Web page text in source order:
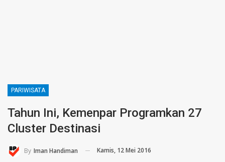
PARIWISATA
Tahun Ini, Kemenpar Programkan 27
Cluster Destinasi
By Iman Handiman Kamis, 12 Mei 2016